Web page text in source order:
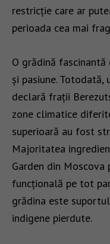
restricție care ar
perioada cea mai
O grădină fascinantă
și pasiune. Totodată,
declară frații
zone climatice
superioară au fost
Majoritatea
Garden din
funcțională pe tot
grădina este
indigene pierdute.